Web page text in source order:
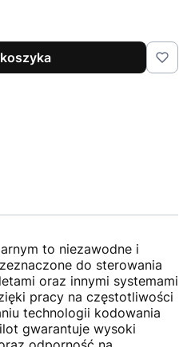
to niezawodne i
do sterowania
oraz innymi systemami
pracy na częstotliwości
technologii kodowania
gwarantuje wysoki